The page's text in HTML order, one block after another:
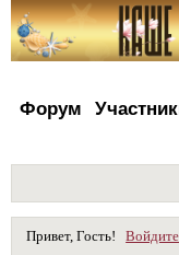
Форум
Привет, Гость! Войдите